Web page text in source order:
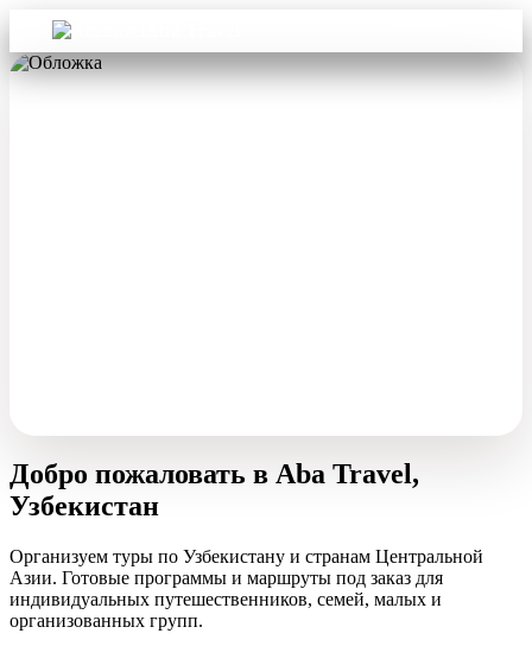
Добро пожаловать в Aba Travel,
Узбекистан
Организуем туры по Узбекистану и странам Центральной
Азии. Готовые программы и маршруты под заказ для
индивидуальных путешественников, семей, малых и
организованных групп.